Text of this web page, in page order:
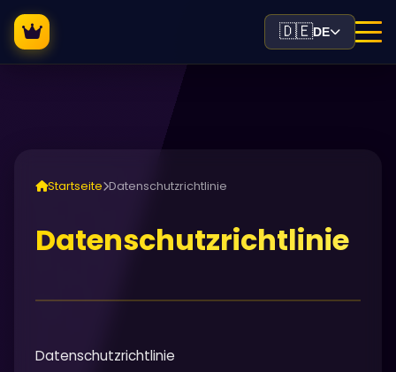
🇩🇪DE
Startseite Datenschutzrichtlinie
Datenschutzrichtlinie
Datenschutzrichtlinie